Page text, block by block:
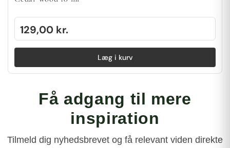
129,00 kr.
Læg i kurv
Få adgang til mere
inspiration
Tilmeld dig nyhedsbrevet og få relevant viden direkte